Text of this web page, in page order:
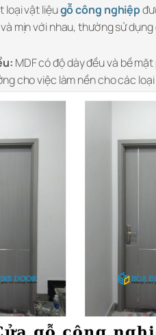
loại vật liệugỗ công nghiệp
mịn với nhau, thường sử
MDF có độ dày đều và bề
cho việc làm nền cho các